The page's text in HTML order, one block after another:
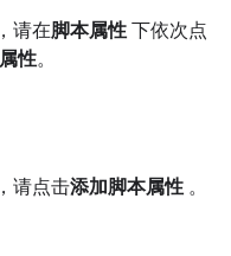
请在脚本属性 下依次点
性。
请点击添加脚本属性 。